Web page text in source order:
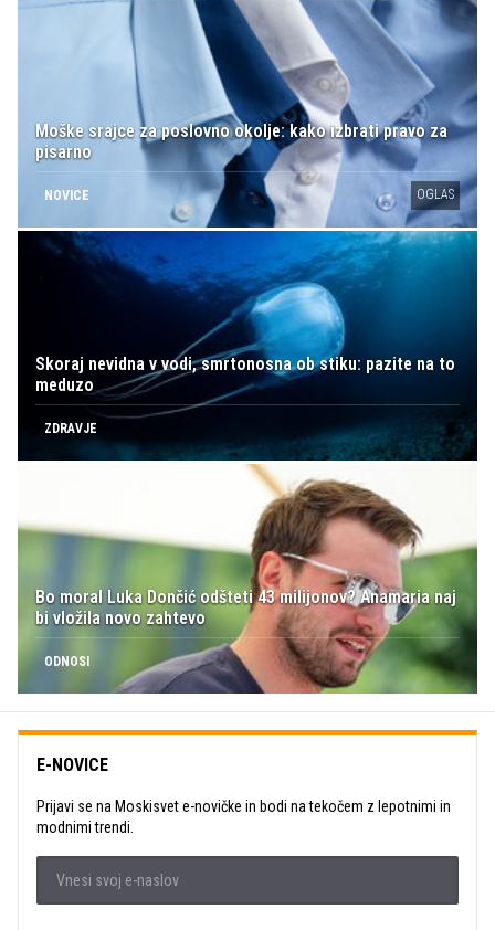
Moške srajce za poslovno okolje: kako izbrati pravo za
pisarno
NOVICE OGLAS
Skoraj nevidna v vodi, smrtonosna ob stiku: pazite na to
meduzo
ZDRAVJE
Bo moral Luka Dončić odšteti 43 milijonov? Anamaria naj
bi vložila novo zahtevo
ODNOSI
E-NOVICE
Prijavi se na Moskisvet e-novičke in bodi na tekočem z lepotnimi in
modnimi trendi.